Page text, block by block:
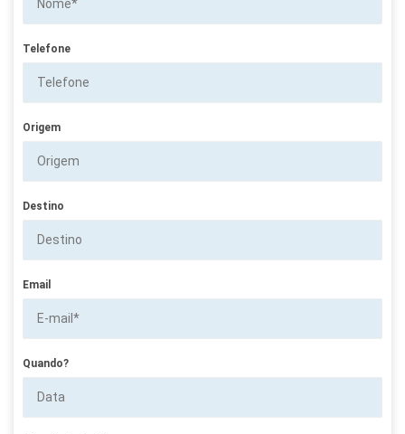
Telefone
Origem
Destino
Email
Quando?